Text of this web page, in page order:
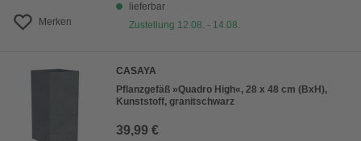
Merken
lieferbar
Zustellung 12.08. - 14.08.
CASAYA
Pflanzgefäß »Quadro High«, 28 x 48 cm (BxH),
Kunststoff, granitschwarz
39,99 €